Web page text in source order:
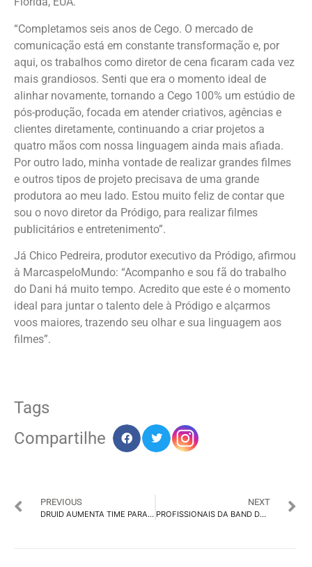
“Completamos seis anos de Cego. O mercado de
comunicação está em constante transformação e, por
aqui, os trabalhos como diretor de cena ficaram cada vez
mais grandiosos. Senti que era o momento ideal de
alinhar novamente, tornando a Cego 100% um estúdio de
pós-produção, focada em atender criativos, agências e
clientes diretamente, continuando a criar projetos a
quatro mãos com nossa linguagem ainda mais afiada.
Por outro lado, minha vontade de realizar grandes filmes
e outros tipos de projeto precisava de uma grande
produtora ao meu lado. Estou muito feliz de contar que
sou o novo diretor da Pródigo, para realizar filmes
publicitários e entretenimento”.
Já Chico Pedreira, produtor executivo da Pródigo, afirmou
à MarcaspeloMundo: “Acompanho e sou fã do trabalho
do Dani há muito tempo. Acredito que este é o momento
ideal para juntar o talento dele à Pródigo e alçarmos
voos maiores, trazendo seu olhar e sua linguagem aos
filmes”.
Tags
Compartilhe
PREVIOUS
DRUID AUMENTA TIME PARA ATENDIMENTO E PROJETOS
NEXT
PROFISSIONAIS DA BAND DÃO O TOM PARA O DIA DOS PAIS